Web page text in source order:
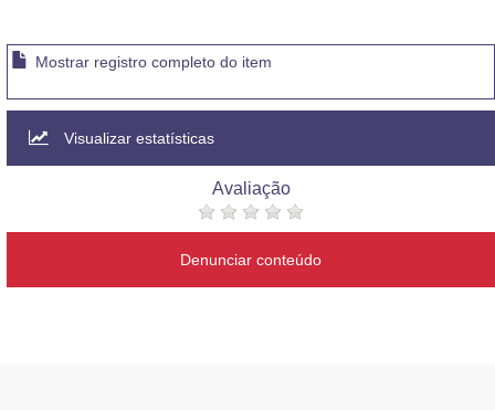
Mostrar registro completo do item
Visualizar estatísticas
Avaliação
Denunciar conteúdo